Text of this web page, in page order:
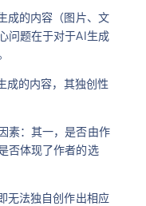
成的内容（图片、文
问题在于对于AI生成
成的内容，其独创性
素：其一，是否由作
否体现了作者的选
无法独自创作出相应